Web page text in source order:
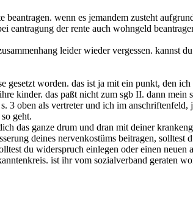
wenn es jemandem zusteht
der rente auch wohngeld
leider wieder vergessen. kannst
worden. das ist ja mit ein punkt, den
kinder. das paßt nicht zum sgb II. dann mein
3 oben als vertreter und ich im anschriftenfeld,
geht.
das ganze drum und dran mit deiner
deines nervenkostüms beitragen, solltest
du widerspruch einlegen oder einen neuen
ist ihr vom sozialverband geraten